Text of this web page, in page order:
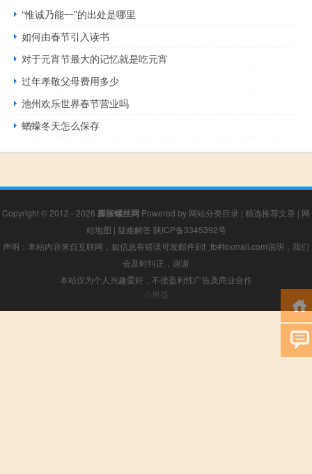
“惟诚乃能一”的出处是哪里
如何由春节引入读书
对于元宵节最大的记忆就是吃元宵
过年孝敬父母费用多少
池州欢乐世界春节营业吗
蝤蠓冬天怎么保存
Copyright © 2012 - 2026 膨胀螺丝网 Powered by 网站分类目录 | 精选推荐文章 | 网
站地图 | 疑难解答 陕ICP备3345392号
声明：本站内容来自互联网，如信息有错误可发邮件到f_fb#foxmail.com说明，我们
会及时纠正，谢谢
本站仅为个人兴趣爱好，不接盈利性广告及商业合作
小男孩